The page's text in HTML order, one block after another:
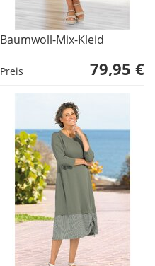
Baumwoll-Mix-Kleid
Preis 79,95 €